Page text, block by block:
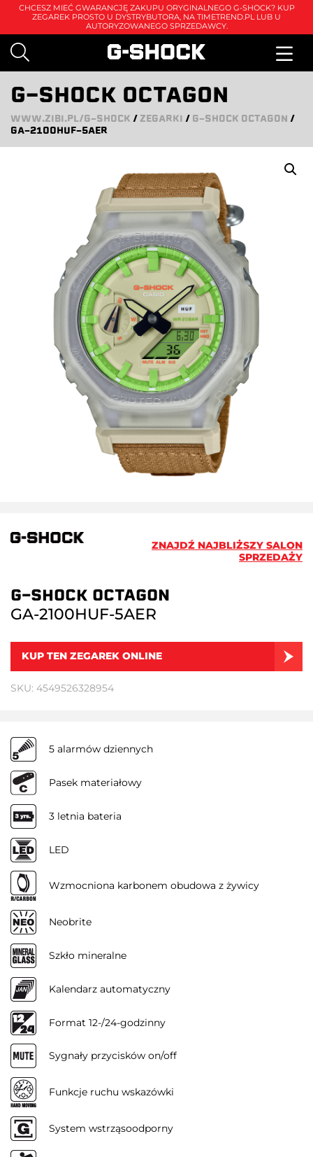
CHCESZ MIEĆ GWARANCJĘ ZAKUPU ORYGINALNEGO G-SHOCK? KUP
ZEGAREK PROSTO U DYSTRYBUTORA, NA TIMETREND.PL LUB U
AUTORYZOWANEGO SPRZEDAWCY.
G-SHOCK OCTAGON
WWW.ZIBI.PL/G-SHOCK / ZEGARKI / G-SHOCK OCTAGON /
GA-2100HUF-5AER
ZNAJDŹ NAJBLIŻSZY SALON
SPRZEDAŻY
G-SHOCK OCTAGON
GA-2100HUF-5AER
KUP TEN ZEGAREK ONLINE
SKU: 4549526328954
5 alarmów dziennych
Pasek materiałowy
3 letnia bateria
LED
Wzmocniona karbonem obudowa z żywicy
Neobrite
Szkło mineralne
Kalendarz automatyczny
Format 12-/24-godzinny
Sygnały przycisków on/off
Funkcje ruchu wskazówki
System wstrząsoodporny